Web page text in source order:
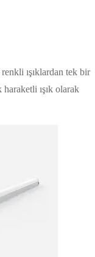
ışıklardan tek bir
haraketli ışık olarak